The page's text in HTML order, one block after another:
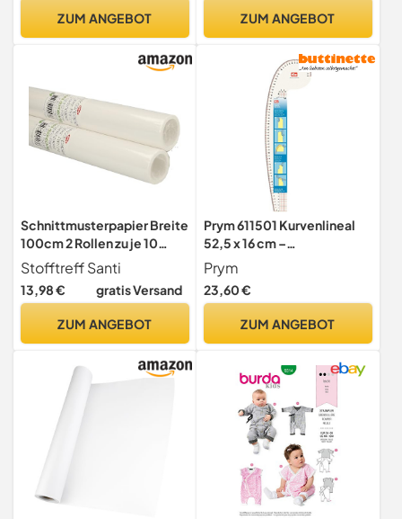
Spezialpapier
ZUM ANGEBOT ZUM ANGEBOT
Schnittmusterpapier Breite
100cm 2 Rollen zu je 10
Meter - Seidenpapier
Schnittmuster
Kopierpapier Pauspapier
Transparentpapier 20 Meter
Stofftreff Santi
13,98 € gratis Versand
ZUM ANGEBOT
Prym 611501 Kurvenlineal
52,5 x 16 cm –
Transparentes
Schneiderlineal für
Rundungen, Taille, Hüfte,
Multifunktionales
Schneidern
Prym
23,60 €
ZUM ANGEBOT